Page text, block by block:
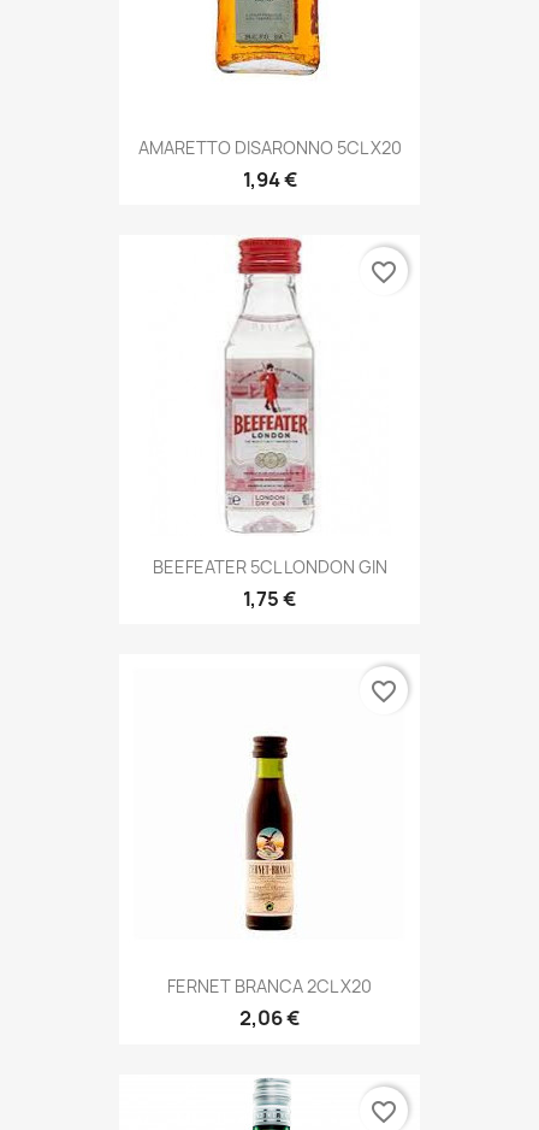
AMARETTO DISARONNO 5CL X20
1,94 €
BEEFEATER 5CL LONDON GIN
1,75 €
favorite_border
FERNET BRANCA 2CL X20
2,06 €
favorite_border
favorite_border